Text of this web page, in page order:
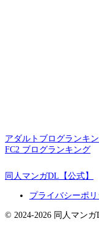
アダルトブログランキ
FC2 ブログランキング
同人マンガDL【公式】
プライバシーポ
© 2024-2026 同人マンガ